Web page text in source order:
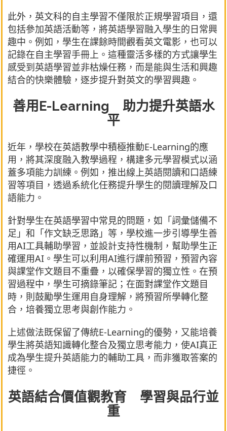
此外，英文科的自主學習不僅限於正規學習項目，還
包括參加英語活動等，將英語學習融入學生的日常興
趣中。例如，學生在課餘時間觀看英文電影，也可以
記錄在自主學習手冊上。這種靈活多樣的方式讓學生
感受到英語學習並非枯燥任務，而是能與生活和興趣
結合的快樂體驗，逐步提升對英文的學習興趣。
善用E-Learning 助力提升英語水
平
近年，學校在英語教學中積極推動E-Learning的應
用，將其深度融入教學過程，構建多元學習模式以涵
蓋多項能力訓練。例如，推出線上英語閱讀和口語練
習等項目，透過系統化任務提升學生的閱讀理解及口
語能力。
針對學生在英語學習中常見的問題，如「詞彙儲備不
足」和「作文缺乏思路」等，學校進一步引導學生善
用AI工具輔助學習，並設計支持性機制，幫助學生正
確運用AI。學生可以利用AI進行課前預習，預習內容
與課堂作文題目不重疊，以確保學習的獨立性。在預
習過程中，學生可摘錄筆記；在面對課堂作文題目
時，則鼓勵學生運用自身理解，將預習所學轉化整
合，培養獨立思考與創作能力。
上述做法既保留了傳統E-Learning的優勢，又能培養
學生將英語知識轉化整合及獨立思考能力，使AI真正
成為學生提升英語能力的輔助工具，而非獲取答案的
捷徑。
英語結合價值觀教育 學習與品行並
重